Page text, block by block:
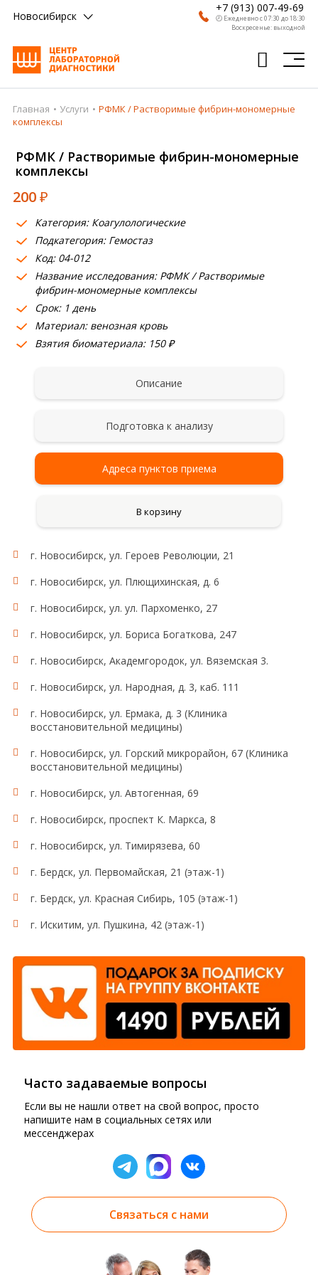
Новосибирск
+7 (913) 007-49-69
🕗 Ежедневно с 07:30 до 18:30
Воскресенье: выходной
Главная
Врачи
Получить результат
Пациентам
О компании
Где сдать
Партнерам
Главная Услуги
РФМК / Растворимые фибрин-мономерные
комплексы
РФМК / Растворимые фибрин-мономерные
комплексы
200₽
Категория: Коагулологические
Подкатегория: Гемостаз
Код: 04-012
Название исследования: РФМК / Растворимые
фибрин-мономерные комплексы
Срок: 1 день
Материал: венозная кровь
Взятия биоматериала: 150 ₽
Описание
Подготовка к анализу
Адреса пунктов приема
В корзину
г. Новосибирск, ул. Героев Революции, 21
г. Новосибирск, ул. Плющихинская, д. 6
г. Новосибирск, ул. ул. Пархоменко, 27
г. Новосибирск, ул. Бориса Богаткова, 247
г. Новосибирск, Академгородок, ул. Вяземская 3.
г. Новосибирск, ул. Народная, д. 3, каб. 111
г. Новосибирск, ул. Ермака, д. 3 (Клиника
восстановительной медицины)
г. Новосибирск, ул. Горский микрорайон, 67 (Клиника
восстановительной медицины)
г. Новосибирск, ул. Автогенная, 69
г. Новосибирск, проспект К. Маркса, 8
г. Новосибирск, ул. Тимирязева, 60
г. Бердск, ул. Первомайская, 21 (этаж-1)
г. Бердск, ул. Красная Сибирь, 105 (этаж-1)
г. Искитим, ул. Пушкина, 42 (этаж-1)
Часто задаваемые вопросы
Если вы не нашли ответ на свой вопрос, просто
напишите нам в социальных сетях или
мессенджерах
Связаться с нами